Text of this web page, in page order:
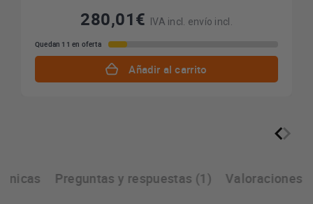
280,01€ IVA incl. envío incl.
Quedan 11 en oferta
Añadir al carrito
Preguntas y respuestas (1) Valoraciones